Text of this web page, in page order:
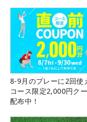
8-9月のプレーに2回使
コース限定2,000円ク
配布中！